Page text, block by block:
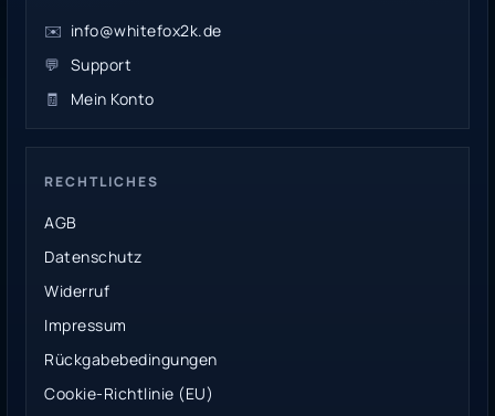
✉️ info@whitefox2k.de
💬 Support
🧾
Mein Konto
RECHTLICHES
AGB
Datenschutz
Widerruf
Impressum
Rückgabebedingungen
Cookie-Richtlinie (EU)